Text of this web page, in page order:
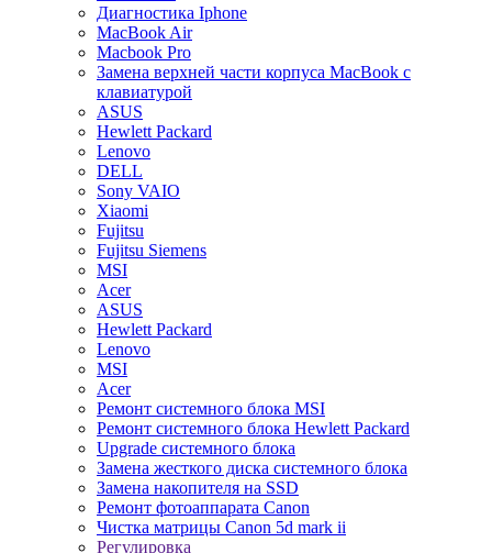
Диагностика Iphone
MacBook Air
Macbook Pro
Замена верхней части корпуса MacBook с
клавиатурой
ASUS
Hewlett Packard
Lenovo
DELL
Sony VAIO
Xiaomi
Fujitsu
Fujitsu Siemens
MSI
Acer
ASUS
Hewlett Packard
Lenovo
MSI
Acer
Ремонт системного блока MSI
Ремонт системного блока Hewlett Packard
Upgrade системного блока
Замена жесткого диска системного блока
Замена накопителя на SSD
Ремонт фотоаппарата Canon
Чистка матрицы Canon 5d mark ii
Регулировка